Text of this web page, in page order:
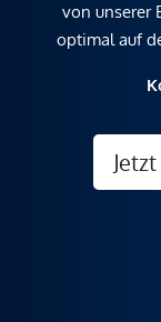
von unserer
optimal auf